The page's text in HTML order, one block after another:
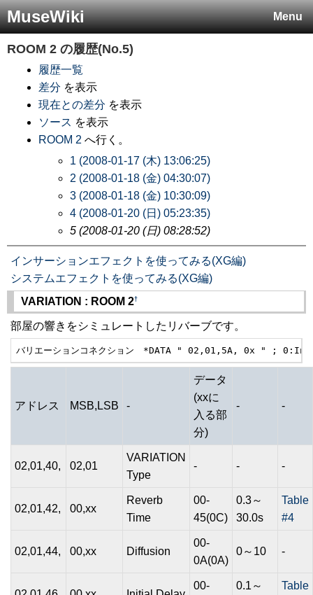
Menu
MuseWiki
ROOM 2 の履歴(No.5)
履歴一覧
差分 を表示
現在との差分 を表示
ソース を表示
ROOM 2 へ行く。
1 (2008-01-17 (木) 13:06:25)
2 (2008-01-18 (金) 04:30:07)
3 (2008-01-18 (金) 10:30:09)
4 (2008-01-20 (日) 05:23:35)
5 (2008-01-20 (日) 08:28:52)
インサーションエフェクトを使ってみる(XG編)
システムエフェクトを使ってみる(XG編)
VARIATION : ROOM 2†
部屋の響きをシミュレートしたリバーブです。
バリエーションコネクション　*DATA " 02,01,5A, 0x " ;
アドレス MSB,LSB -
データ
(xxに
入る部
分)
- -
02,01,40, 02,01
VARIATION
Type
- - -
02,01,42, 00,xx
Reverb
Time
00-
45(0C)
0.3～
30.0s
Table
#4
02,01,44, 00,xx Diffusion
00-
0A(0A)
0～10 -
00-
0.1～
Table